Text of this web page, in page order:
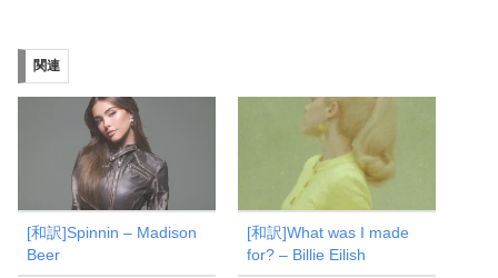
関連
[和訳]Spinnin – Madison
Beer
[和訳]What was I made
for? – Billie Eilish